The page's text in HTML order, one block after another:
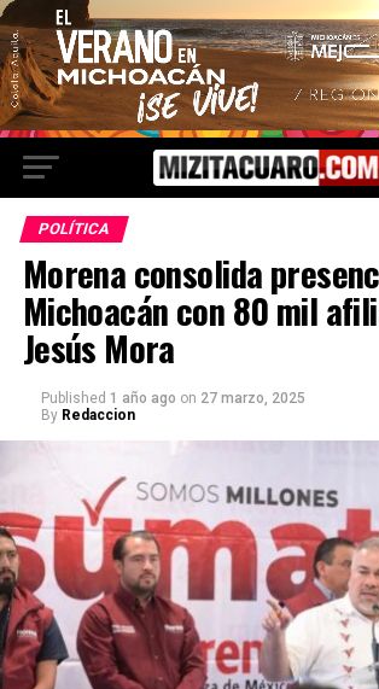
POLÍTICA
Morena consolida
Michoacán con 80 mil
Jesús Mora
Published 1 año ago on 27 marzo, 2025
By Redaccion